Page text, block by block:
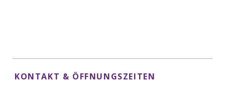
KONTAKT & ÖFFNUNGSZEITEN